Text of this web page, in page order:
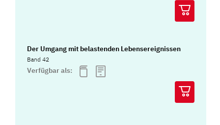
Der Umgang mit belastenden Lebensereignissen
Band 42
Verfügbar als: